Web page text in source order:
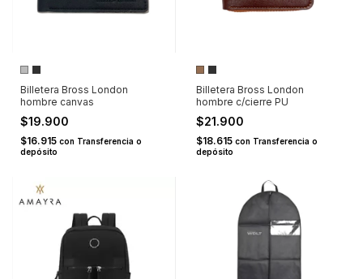
Billetera Bross London
hombre canvas
$19.900
$16.915 con Transferencia o
depósito
Billetera Bross London
hombre c/cierre PU
$21.900
$18.615 con Transferencia o
depósito